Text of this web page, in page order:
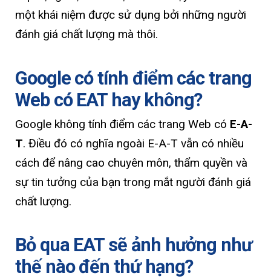
một khái niệm được sử dụng bởi những người
đánh giá chất lượng mà thôi.
Google có tính điểm các trang
Web có EAT hay không?
Google không tính điểm các trang Web có E-A-
T. Điều đó có nghĩa ngoài E-A-T vẫn có nhiều
cách để nâng cao chuyên môn, thẩm quyền và
sự tin tưởng của bạn trong mắt người đánh giá
chất lượng.
Bỏ qua EAT sẽ ảnh hưởng như
thế nào đến thứ hạng?